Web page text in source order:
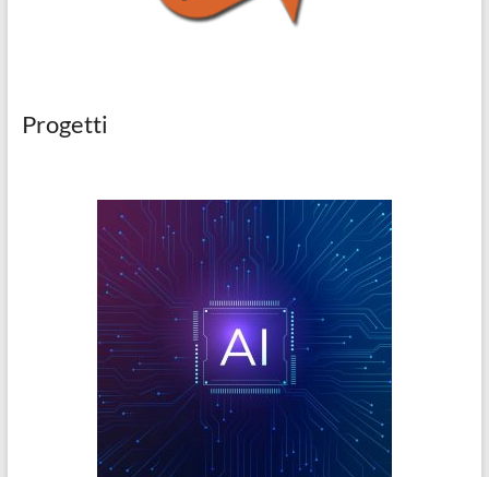
Progetti